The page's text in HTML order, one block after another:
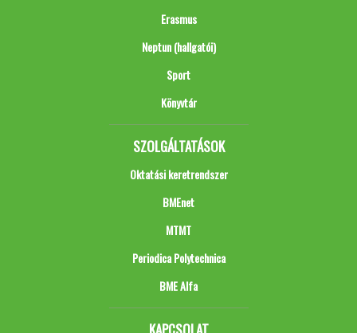
Erasmus
Neptun (hallgatói)
Sport
Könyvtár
SZOLGÁLTATÁSOK
Oktatási keretrendszer
BMEnet
MTMT
Periodica Polytechnica
BME Alfa